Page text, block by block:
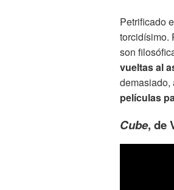
Petrificado
torcidísimo.
son
vueltas al
demasiado,
películas
Cube, de